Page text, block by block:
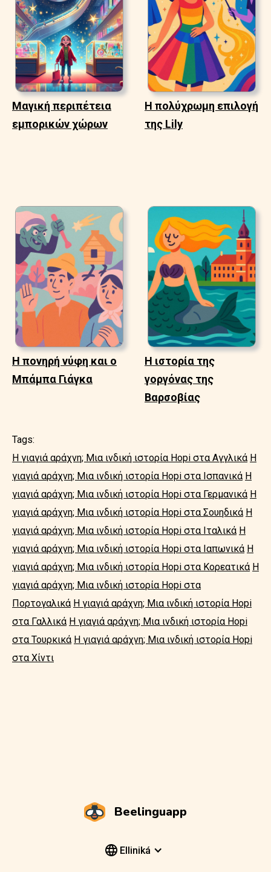
Μαγική περιπέτεια
εμπορικών χώρων
Η πολύχρωμη επιλογή
της Lily
Η πονηρή νύφη και ο
Μπάμπα Γιάγκα
Η ιστορία της
γοργόνας της
Βαρσοβίας
Tags:
Η γιαγιά αράχνη; Μια ινδική ιστορία Hopi στα Αγγλικά Η
γιαγιά αράχνη; Μια ινδική ιστορία Hopi στα Ισπανικά Η
γιαγιά αράχνη; Μια ινδική ιστορία Hopi στα Γερμανικά Η
γιαγιά αράχνη; Μια ινδική ιστορία Hopi στα Σουηδικά Η
γιαγιά αράχνη; Μια ινδική ιστορία Hopi στα Ιταλικά Η
γιαγιά αράχνη; Μια ινδική ιστορία Hopi στα Ιαπωνικά Η
γιαγιά αράχνη; Μια ινδική ιστορία Hopi στα Κορεατικά Η
γιαγιά αράχνη; Μια ινδική ιστορία Hopi στα
Πορτογαλικά Η γιαγιά αράχνη; Μια ινδική ιστορία Hopi
στα Γαλλικά Η γιαγιά αράχνη; Μια ινδική ιστορία Hopi
στα Τουρκικά Η γιαγιά αράχνη; Μια ινδική ιστορία Hopi
στα Χίντι
Beelinguapp
Elliniká